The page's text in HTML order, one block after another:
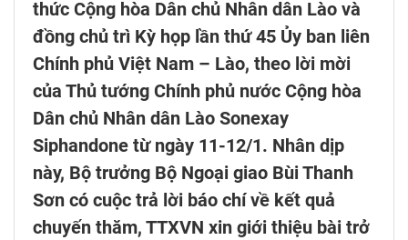
thức Cộng hòa Dân chủ Nhân dân Lào và
đồng chủ trì Kỳ họp lần thứ 45 Ủy ban liên
Chính phủ Việt Nam – Lào, theo lời mời
của Thủ tướng Chính phủ nước Cộng hòa
Dân chủ Nhân dân Lào Sonexay
Siphandone từ ngày 11-12/1. Nhân dịp
này, Bộ trưởng Bộ Ngoại giao Bùi Thanh
Sơn có cuộc trả lời báo chí về kết quả
chuyến thăm, TTXVN xin giới thiệu bài trở